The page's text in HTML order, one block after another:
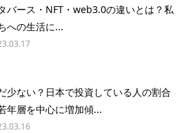
バース・NFT・web3.0の違いとは？私
への生活に...
少ない？日本で投資している人の割合
年層を中心に増加傾...